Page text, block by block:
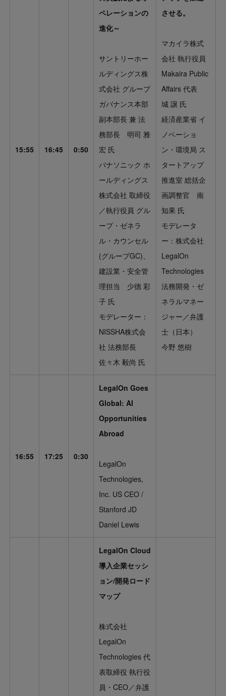
15:55 16:45 0:50
ペレーションの
進化～
サントリーホー
ルディングス株
式会社 グループ
ガバナンス本部
副本部長 兼 法
務部長 明司 雅
宏 氏
パナソニック ホ
ールディングス
株式会社 取締役
／執行役員 グル
ープ・ゼネラ
ル・カウンセル
(グループGC)、
建設業・安全管
理担当 少德 彩
子 氏
モデレーター：
NISSHA株式会
社 法務部長
佐々木 毅尚 氏
させる。
マカイラ株式
会社 執行役員
Makaira Public
Affairs 代表
城 譲 氏
経済産業省 イ
ノベーショ
ン・環境局 ス
タートアップ
推進室 総括企
画調整官 南
知果 氏
モデレータ
ー：株式会社
LegalOn
Technologies
法務開発・ゼ
ネラルマネー
ジャー／弁護
士（日本）
今野 悠樹
16:55 17:25 0:30
LegalOn Goes
Global: AI
Opportunities
Abroad
LegalOn
Technologies,
Inc. US CEO /
Stanford JD
Daniel Lewis
LegalOn Cloud
導入企業セッシ
ョン/開発ロード
マップ
株式会社
LegalOn
Technologies 代
表取締役 執行役
員・CEO／弁護